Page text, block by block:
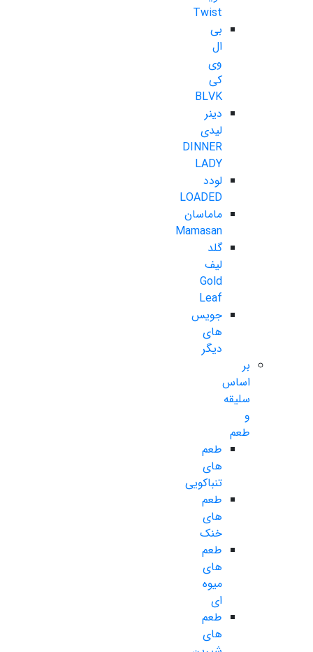
Twist
بی
ال
وی
کی
BLVK
دینر
لیدی
DINNER
LADY
لودد
LOADED
ماماسان
Mamasan
گلد
لیف
Gold
Leaf
جویس
های
دیگر
بر
اساس
سلیقه
و
طعم
طعم
های
تنباکویی
طعم
های
خنک
طعم
های
میوه
ای
طعم
های